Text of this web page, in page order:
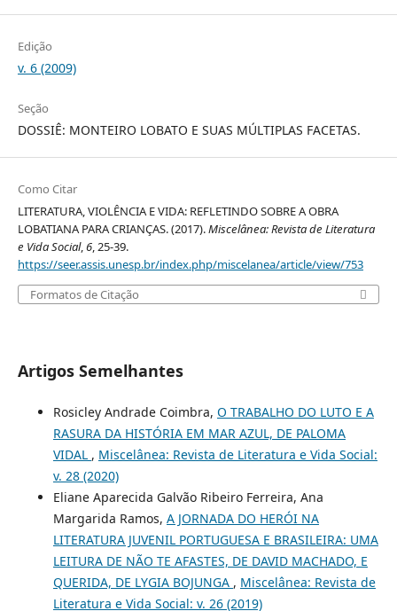
Edição
v. 6 (2009)
Seção
DOSSIÊ: MONTEIRO LOBATO E SUAS MÚLTIPLAS FACETAS.
Como Citar
LITERATURA, VIOLÊNCIA E VIDA: REFLETINDO SOBRE A OBRA
LOBATIANA PARA CRIANÇAS. (2017).Miscelânea: Revista de Literatura
e Vida Social,6, 25-39.
https://seer.assis.unesp.br/index.php/miscelanea/article/view/753
Formatos de Citação
Artigos Semelhantes
Rosicley Andrade Coimbra, O TRABALHO DO LUTO E A
RASURA DA HISTÓRIA EM MAR AZUL, DE PALOMA
VIDAL , Miscelânea: Revista de Literatura e Vida Social:
v. 28 (2020)
Eliane Aparecida Galvão Ribeiro Ferreira, Ana
Margarida Ramos, A JORNADA DO HERÓI NA
LITERATURA JUVENIL PORTUGUESA E BRASILEIRA: UMA
LEITURA DE NÃO TE AFASTES, DE DAVID MACHADO, E
QUERIDA, DE LYGIA BOJUNGA , Miscelânea: Revista de
Literatura e Vida Social: v. 26 (2019)